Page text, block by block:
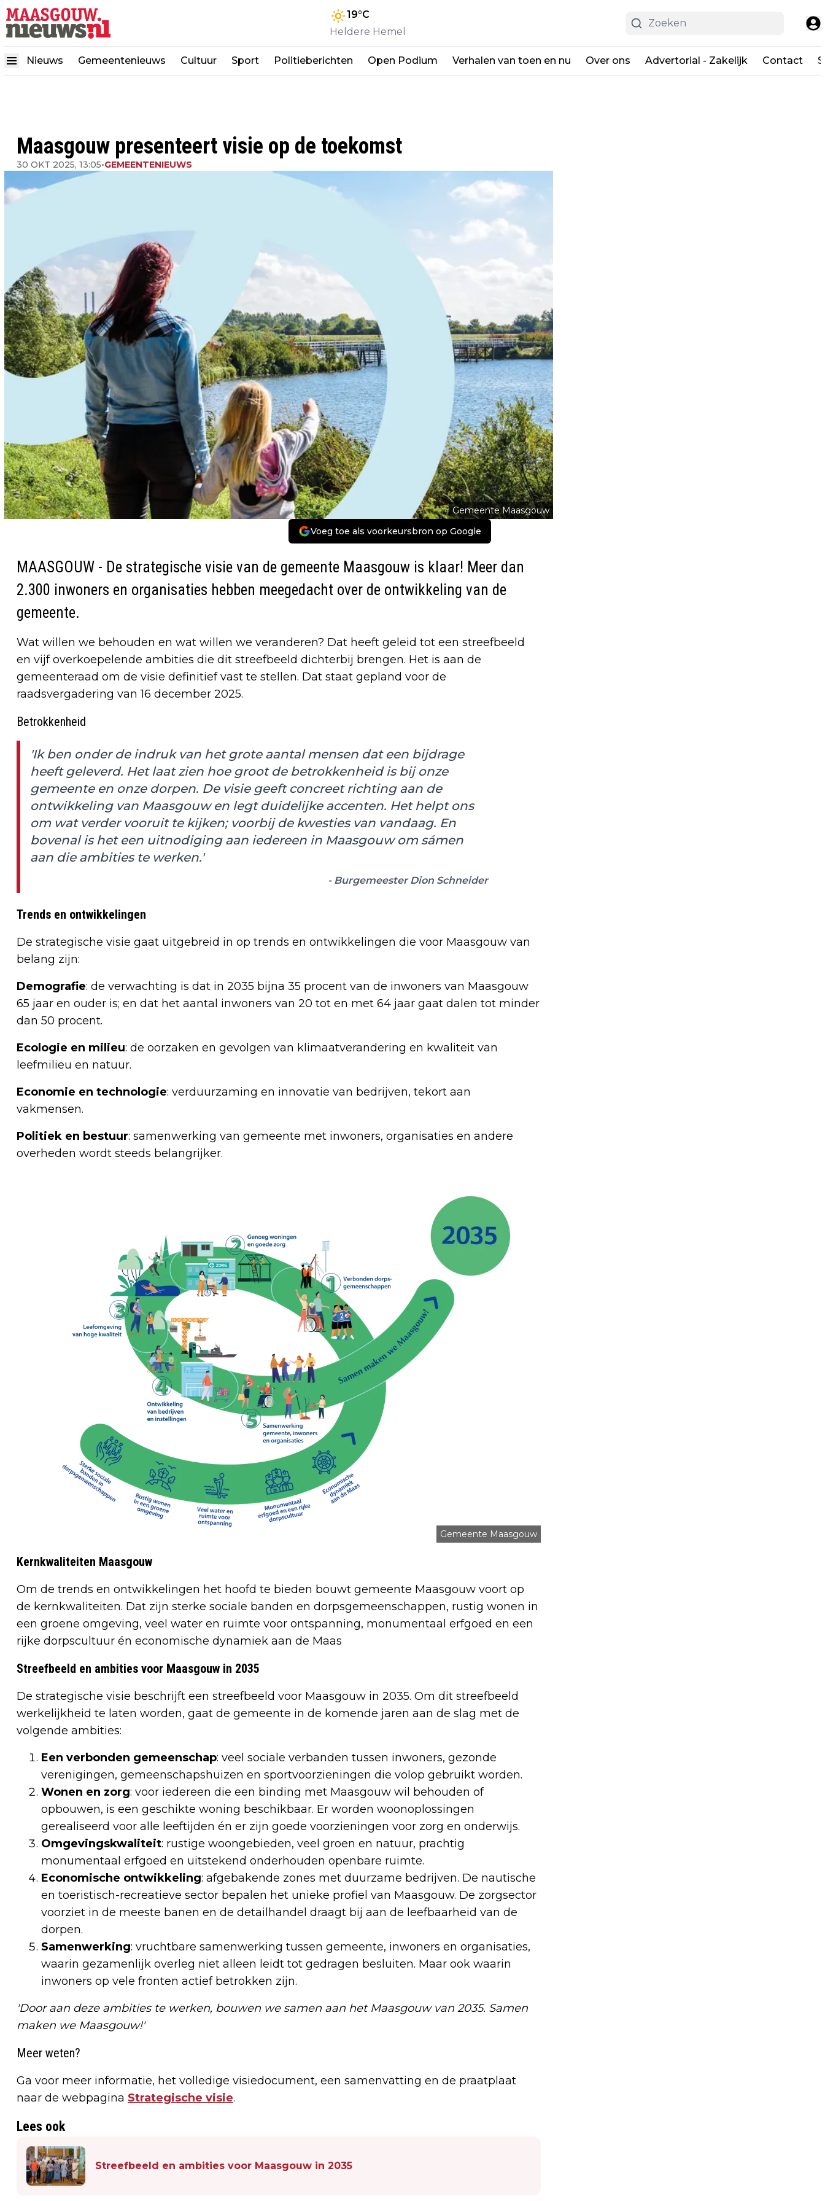
19°C
Heldere Hemel
Nieuws Gemeentenieuws Cultuur Sport Politieberichten Open Podium Verhalen van toen en nu Over ons Advertorial - Zakelijk Contact
Maasgouw presenteert visie op de toekomst
30 OKT 2025, 13:05•GEMEENTENIEUWS
Gemeente Maasgouw
Voeg toe als voorkeursbron op Google
MAASGOUW - De strategische visie van de gemeente Maasgouw is klaar! Meer dan
2.300 inwoners en organisaties hebben meegedacht over de ontwikkeling van de
gemeente.
Wat willen we behouden en wat willen we veranderen? Dat heeft geleid tot een streefbeeld
en vijf overkoepelende ambities die dit streefbeeld dichterbij brengen. Het is aan de
gemeenteraad om de visie definitief vast te stellen. Dat staat gepland voor de
raadsvergadering van 16 december 2025.
Betrokkenheid
'Ik ben onder de indruk van het grote aantal mensen dat een bijdrage
heeft geleverd. Het laat zien hoe groot de betrokkenheid is bij onze
gemeente en onze dorpen. De visie geeft concreet richting aan de
ontwikkeling van Maasgouw en legt duidelijke accenten. Het helpt ons
om wat verder vooruit te kijken; voorbij de kwesties van vandaag. En
bovenal is het een uitnodiging aan iedereen in Maasgouw om sámen
aan die ambities te werken.'
- Burgemeester Dion Schneider
Trends en ontwikkelingen
De strategische visie gaat uitgebreid in op trends en ontwikkelingen die voor Maasgouw van
belang zijn:
Demografie: de verwachting is dat in 2035 bijna 35 procent van de inwoners van Maasgouw
65 jaar en ouder is; en dat het aantal inwoners van 20 tot en met 64 jaar gaat dalen tot minder
dan 50 procent.
Ecologie en milieu: de oorzaken en gevolgen van klimaatverandering en kwaliteit van
leefmilieu en natuur.
Economie en technologie: verduurzaming en innovatie van bedrijven, tekort aan
vakmensen.
Politiek en bestuur: samenwerking van gemeente met inwoners, organisaties en andere
overheden wordt steeds belangrijker.
Gemeente Maasgouw
Kernkwaliteiten Maasgouw
Om de trends en ontwikkelingen het hoofd te bieden bouwt gemeente Maasgouw voort op
de kernkwaliteiten. Dat zijn sterke sociale banden en dorpsgemeenschappen, rustig wonen in
een groene omgeving, veel water en ruimte voor ontspanning, monumentaal erfgoed en een
rijke dorpscultuur én economische dynamiek aan de Maas
Streefbeeld en ambities voor Maasgouw in 2035
De strategische visie beschrijft een streefbeeld voor Maasgouw in 2035. Om dit streefbeeld
werkelijkheid te laten worden, gaat de gemeente in de komende jaren aan de slag met de
volgende ambities:
Een verbonden gemeenschap: veel sociale verbanden tussen inwoners, gezonde
verenigingen, gemeenschapshuizen en sportvoorzieningen die volop gebruikt worden.
Wonen en zorg: voor iedereen die een binding met Maasgouw wil behouden of
opbouwen, is een geschikte woning beschikbaar. Er worden woonoplossingen
gerealiseerd voor alle leeftijden én er zijn goede voorzieningen voor zorg en onderwijs.
Omgevingskwaliteit: rustige woongebieden, veel groen en natuur, prachtig
monumentaal erfgoed en uitstekend onderhouden openbare ruimte.
Economische ontwikkeling: afgebakende zones met duurzame bedrijven. De nautische
en toeristisch-recreatieve sector bepalen het unieke profiel van Maasgouw. De zorgsector
voorziet in de meeste banen en de detailhandel draagt bij aan de leefbaarheid van de
dorpen.
Samenwerking: vruchtbare samenwerking tussen gemeente, inwoners en organisaties,
waarin gezamenlijk overleg niet alleen leidt tot gedragen besluiten. Maar ook waarin
inwoners op vele fronten actief betrokken zijn.
'Door aan deze ambities te werken, bouwen we samen aan het Maasgouw van 2035. Samen
maken we Maasgouw!'
Meer weten?
Ga voor meer informatie, het volledige visiedocument, een samenvatting en de praatplaat
naar de webpagina Strategische visie.
Lees ook
Streefbeeld en ambities voor Maasgouw in 2035